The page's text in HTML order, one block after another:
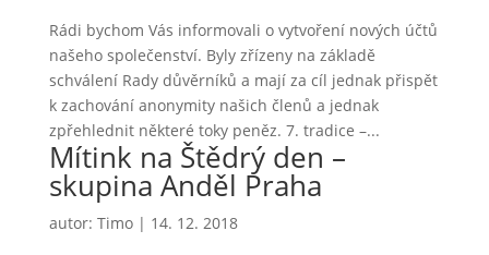
Rádi bychom Vás informovali o vytvoření nových účtů
našeho společenství. Byly zřízeny na základě
schválení Rady důvěrníků a mají za cíl jednak přispět
k zachování anonymity našich členů a jednak
zpřehlednit některé toky peněz. 7. tradice –...
Mítink na Štědrý den –
skupina Anděl Praha
autor: Timo| 14. 12. 2018